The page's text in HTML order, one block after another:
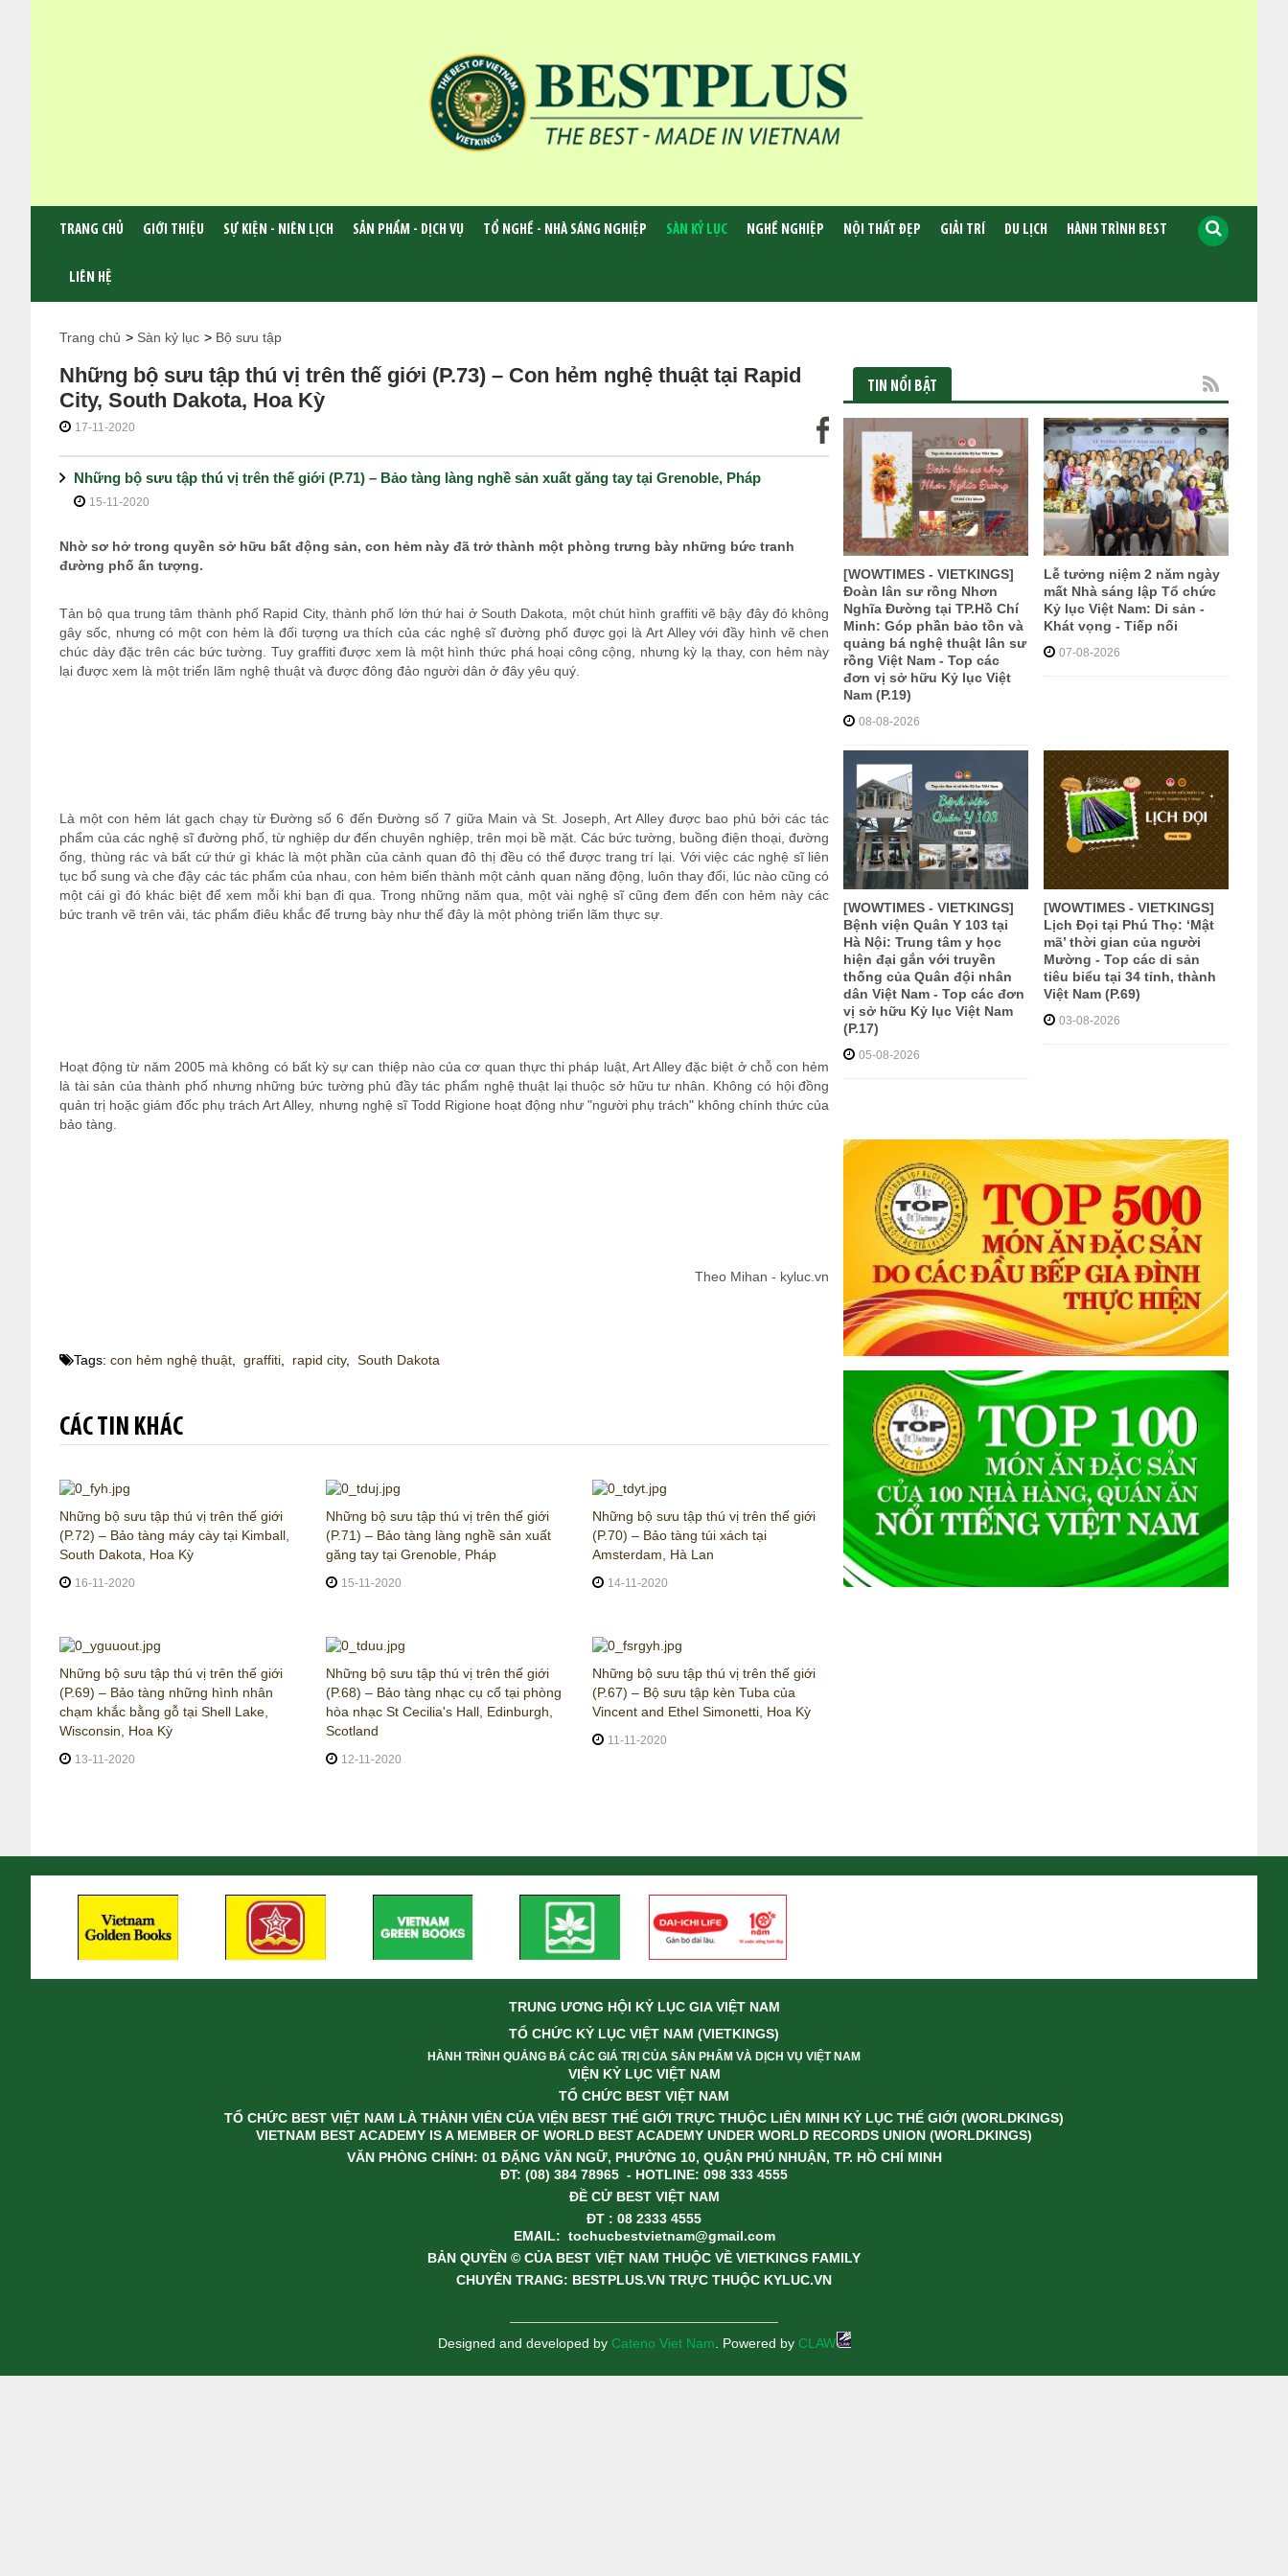
TRANG CHỦ GIỚI THIỆU SỰ KIỆN - NIÊN LỊCH SẢN PHẨM - DỊCH VỤ TỔ NGHỀ - NHÀ SÁNG NGHIỆP SÀN KỶ LỤC NGHỀ NGHIỆP NỘI THẤT ĐẸP GIẢI TRÍ DU LỊCH HÀNH TRÌNH BEST
LIÊN HỆ
Trang chủ > Sàn kỷ lục > Bộ sưu tập
Những bộ sưu tập thú vị trên thế giới (P.73) – Con hẻm nghệ thuật tại Rapid
City, South Dakota, Hoa Kỳ
17-11-2020
Những bộ sưu tập thú vị trên thế giới (P.71) – Bảo tàng làng nghề sản xuất găng tay tại Grenoble, Pháp
15-11-2020
Nhờ sơ hở trong quyền sở hữu bất động sản, con hẻm này đã trở thành một phòng trưng bày những bức tranh
đường phố ấn tượng.
Tản bộ qua trung tâm thành phố Rapid City, thành phố lớn thứ hai ở South Dakota, một chút hình graffiti vẽ bậy đây đó không
gây sốc, nhưng có một con hẻm là đối tượng ưa thích của các nghệ sĩ đường phố được gọi là Art Alley với đầy hình vẽ chen
chúc dày đặc trên các bức tường. Tuy graffiti được xem là một hình thức phá hoại công cộng, nhưng kỳ lạ thay, con hẻm này
lại được xem là một triển lãm nghệ thuật và được đông đảo người dân ở đây yêu quý.
Là một con hẻm lát gạch chạy từ Đường số 6 đến Đường số 7 giữa Main và St. Joseph, Art Alley được bao phủ bởi các tác
phẩm của các nghệ sĩ đường phố, từ nghiệp dư đến chuyên nghiệp, trên mọi bề mặt. Các bức tường, buồng điện thoại, đường
ống, thùng rác và bất cứ thứ gì khác là một phần của cảnh quan đô thị đều có thể được trang trí lại. Với việc các nghệ sĩ liên
tục bổ sung và che đậy các tác phẩm của nhau, con hẻm biến thành một cảnh quan năng động, luôn thay đổi, lúc nào cũng có
một cái gì đó khác biệt để xem mỗi khi bạn đi qua. Trong những năm qua, một vài nghệ sĩ cũng đem đến con hẻm này các
bức tranh vẽ trên vải, tác phẩm điêu khắc để trưng bày như thể đây là một phòng triển lãm thực sự.
Hoạt động từ năm 2005 mà không có bất kỳ sự can thiệp nào của cơ quan thực thi pháp luật, Art Alley đặc biệt ở chỗ con hẻm
là tài sản của thành phố nhưng những bức tường phủ đầy tác phẩm nghệ thuật lại thuộc sở hữu tư nhân. Không có hội đồng
quản trị hoặc giám đốc phụ trách Art Alley, nhưng nghệ sĩ Todd Rigione hoạt động như "người phụ trách" không chính thức của
bảo tàng.
Theo Mihan - kyluc.vn
Tags: con hẻm nghệ thuật graffiti rapid city, South Dakota
CÁC TIN KHÁC
Những bộ sưu tập thú vị trên thế giới
(P.72) – Bảo tàng máy cày tại Kimball,
South Dakota, Hoa Kỳ
16-11-2020
Những bộ sưu tập thú vị trên thế giới
(P.71) – Bảo tàng làng nghề sản xuất
găng tay tại Grenoble, Pháp
15-11-2020
Những bộ sưu tập thú vị trên thế giới
(P.70) – Bảo tàng túi xách tại
Amsterdam, Hà Lan
14-11-2020
Những bộ sưu tập thú vị trên thế giới
(P.69) – Bảo tàng những hình nhân
chạm khắc bằng gỗ tại Shell Lake,
Wisconsin, Hoa Kỳ
13-11-2020
Những bộ sưu tập thú vị trên thế giới
(P.68) – Bảo tàng nhạc cụ cổ tại phòng
hòa nhạc St Cecilia's Hall, Edinburgh,
Scotland
12-11-2020
Những bộ sưu tập thú vị trên thế giới
(P.67) – Bộ sưu tập kèn Tuba của
Vincent and Ethel Simonetti, Hoa Kỳ
11-11-2020
TIN NỔI BẬT
[WOWTIMES - VIETKINGS]
Đoàn lân sư rồng Nhơn
Nghĩa Đường tại TP.Hồ Chí
Minh: Góp phần bảo tồn và
quảng bá nghệ thuật lân sư
rồng Việt Nam - Top các
đơn vị sở hữu Kỷ lục Việt
Nam (P.19)
08-08-2026
Lễ tưởng niệm 2 năm ngày
mất Nhà sáng lập Tổ chức
Kỷ lục Việt Nam: Di sản -
Khát vọng - Tiếp nối
07-08-2026
[WOWTIMES - VIETKINGS]
Bệnh viện Quân Y 103 tại
Hà Nội: Trung tâm y học
hiện đại gắn với truyền
thống của Quân đội nhân
dân Việt Nam - Top các đơn
vị sở hữu Kỷ lục Việt Nam
(P.17)
05-08-2026
[WOWTIMES - VIETKINGS]
Lịch Đọi tại Phú Thọ: ‘Mật
mã’ thời gian của người
Mường - Top các di sản
tiêu biểu tại 34 tỉnh, thành
Việt Nam (P.69)
03-08-2026
TRUNG ƯƠNG HỘI KỶ LỤC GIA VIỆT NAM
TỔ CHỨC KỶ LỤC VIỆT NAM (VIETKINGS)
HÀNH TRÌNH QUẢNG BÁ CÁC GIÁ TRỊ CỦA SẢN PHẨM VÀ DỊCH VỤ VIỆT NAM
VIỆN KỶ LỤC VIỆT NAM
TỔ CHỨC BEST VIỆT NAM
TỔ CHỨC BEST VIỆT NAM LÀ THÀNH VIÊN CỦA VIỆN BEST THẾ GIỚI TRỰC THUỘC LIÊN MINH KỶ LỤC THẾ GIỚI (WORLDKINGS)
VIETNAM BEST ACADEMY IS A MEMBER OF WORLD BEST ACADEMY UNDER WORLD RECORDS UNION (WORLDKINGS)
VĂN PHÒNG CHÍNH: 01 ĐẶNG VĂN NGỮ, PHƯỜNG 10, QUẬN PHÚ NHUẬN, TP. HỒ CHÍ MINH
ĐT: (08) 384 78965 - HOTLINE: 098 333 4555
ĐỀ CỬ BEST VIỆT NAM
ĐT : 08 2333 4555
EMAIL: tochucbestvietnam@gmail.com
BẢN QUYỀN © CỦA BEST VIỆT NAM THUỘC VỀ VIETKINGS FAMILY
CHUYÊN TRANG: BESTPLUS.VN TRỰC THUỘC KYLUC.VN
Designed and developed by Cateno Viet Nam . Powered by CLAW